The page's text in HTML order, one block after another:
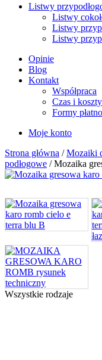
Listwy
Listwy
Listwy
Listwy
Opinie
Blog
Kontakt
Współpraca
Czas i
Formy
Moje konto
Strona główna /Mozaiki
podłogowe / Mozaika
Wszystkie rodzaje